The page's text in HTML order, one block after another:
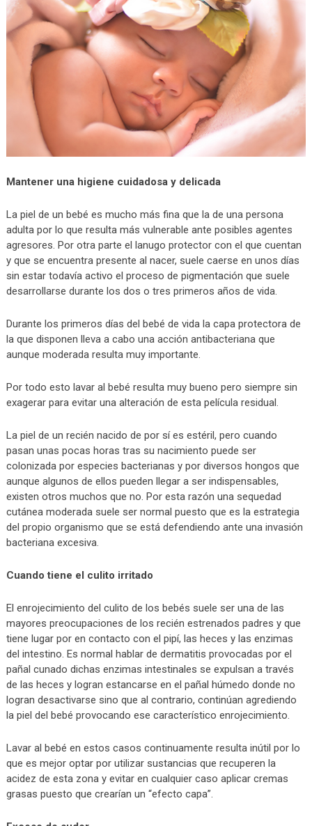
Mantener una higiene cuidadosa y delicada
La piel de un bebé es mucho más fina que la de una persona
adulta por lo que resulta más vulnerable ante posibles agentes
agresores. Por otra parte el lanugo protector con el que cuentan
y que se encuentra presente al nacer, suele caerse en unos días
sin estar todavía activo el proceso de pigmentación que suele
desarrollarse durante los dos o tres primeros años de vida.
Durante los primeros días del bebé de vida la capa protectora de
la que disponen lleva a cabo una acción antibacteriana que
aunque moderada resulta muy importante.
Por todo esto lavar al bebé resulta muy bueno pero siempre sin
exagerar para evitar una alteración de esta película residual.
La piel de un recién nacido de por sí es estéril, pero cuando
pasan unas pocas horas tras su nacimiento puede ser
colonizada por especies bacterianas y por diversos hongos que
aunque algunos de ellos pueden llegar a ser indispensables,
existen otros muchos que no. Por esta razón una sequedad
cutánea moderada suele ser normal puesto que es la estrategia
del propio organismo que se está defendiendo ante una invasión
bacteriana excesiva.
Cuando tiene el culito irritado
El enrojecimiento del culito de los bebés suele ser una de las
mayores preocupaciones de los recién estrenados padres y que
tiene lugar por en contacto con el pipí, las heces y las enzimas
del intestino. Es normal hablar de dermatitis provocadas por el
pañal cunado dichas enzimas intestinales se expulsan a través
de las heces y logran estancarse en el pañal húmedo donde no
logran desactivarse sino que al contrario, continúan agrediendo
la piel del bebé provocando ese característico enrojecimiento.
Lavar al bebé en estos casos continuamente resulta inútil por lo
que es mejor optar por utilizar sustancias que recuperen la
acidez de esta zona y evitar en cualquier caso aplicar cremas
grasas puesto que crearían un “efecto capa”.